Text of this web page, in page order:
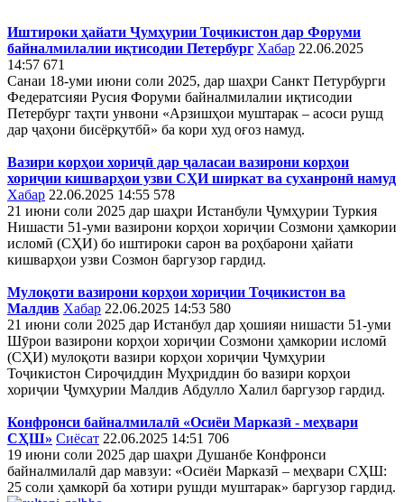
Иштироки ҳайати Ҷумҳурии Тоҷикистон дар Форуми
байналмилалии иқтисодии Петербург Хабар 22.06.2025
14:57 671
Санаи 18-уми июни соли 2025, дар шаҳри Санкт Петурбурги
Федератсияи Русия Форуми байналмилалии иқтисодии
Петербург таҳти унвони «Арзишҳои муштарак – асоси рушд
дар ҷаҳони бисёрқутбӣ» ба кори худ оғоз намуд.
Вазири корҳои хориҷӣ дар ҷаласаи вазирони корҳои
хориҷии кишварҳои узви СҲИ ширкат ва суханронӣ намуд
Хабар 22.06.2025 14:55 578
21 июни соли 2025 дар шаҳри Истанбули Ҷумҳурии Туркия
Нишасти 51-уми вазирони корҳои хориҷии Созмони ҳамкории
исломӣ (СҲИ) бо иштироки сарон ва роҳбарони ҳайати
кишварҳои узви Созмон баргузор гардид.
Мулоқоти вазирони корҳои хориҷии Тоҷикистон ва
Малдив Хабар 22.06.2025 14:53 580
21 июни соли 2025 дар Истанбул дар ҳошияи нишасти 51-уми
Шӯрои вазирони корҳои хориҷии Созмони ҳамкории исломӣ
(СҲИ) мулоқоти вазири корҳои хориҷии Ҷумҳурии
Тоҷикистон Сироҷиддин Муҳриддин бо вазири корҳои
хориҷии Ҷумҳурии Малдив Абдулло Халил баргузор гардид.
Конфронси байналмилалӣ «Осиёи Марказӣ - меҳвари
СҲШ» Сиёсат 22.06.2025 14:51 706
19 июни соли 2025 дар шаҳри Душанбе Конфронси
байналмилалӣ дар мавзуи: «Осиёи Марказӣ – меҳвари СҲШ:
25 соли ҳамкорӣ ба хотири рушди муштарак» баргузор гардид.